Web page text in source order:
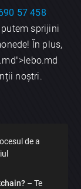
57 458
sprijini
În plus,
noștri.
de a
– Te